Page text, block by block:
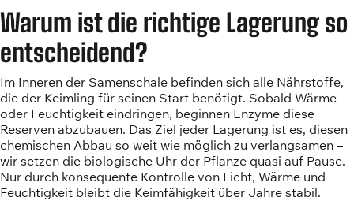
Warum ist die richtige Lagerung so
entscheidend?
Im Inneren der Samenschale befinden sich alle Nährstoffe,
die der Keimling für seinen Start benötigt. Sobald Wärme
oder Feuchtigkeit eindringen, beginnen Enzyme diese
Reserven abzubauen. Das Ziel jeder Lagerung ist es, diesen
chemischen Abbau so weit wie möglich zu verlangsamen –
wir setzen die biologische Uhr der Pflanze quasi auf Pause.
Nur durch konsequente Kontrolle von Licht, Wärme und
Feuchtigkeit bleibt die Keimfähigkeit über Jahre stabil.